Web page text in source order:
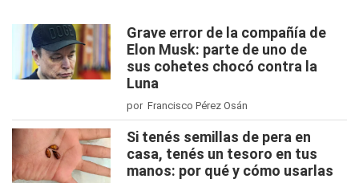
Grave error de la compañía de
Elon Musk: parte de uno de
sus cohetes chocó contra la
Luna
por Francisco Pérez Osán
Si tenés semillas de pera en
casa, tenés un tesoro en tus
manos: por qué y cómo usarlas